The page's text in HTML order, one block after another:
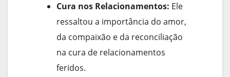
Cura nos Relacionamentos: Ele
ressaltou a importância do amor,
da compaixão e da reconciliação
na cura de relacionamentos
feridos.